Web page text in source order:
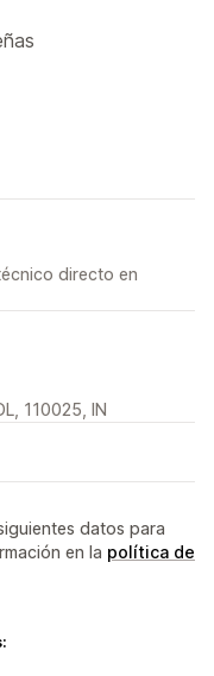
directo en
110025, IN
datos para
en la política de